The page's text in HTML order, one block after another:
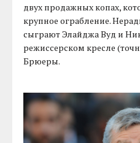
двух продажных копах,
крупное ограбление.
сыграют Элайджа Вуд и
режиссерском кресле
Брюеры.